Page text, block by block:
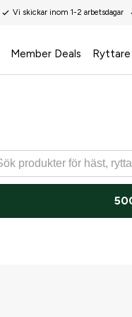
Vi skickar inom 1-2 arbetsdagar
Member Deals Ryttare